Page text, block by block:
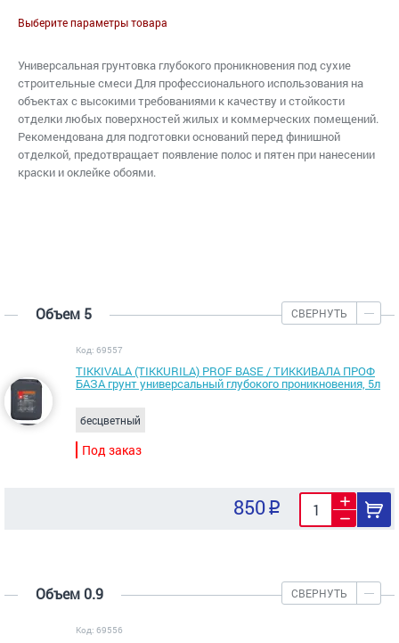
Выберите параметры товара
Универсальная грунтовка глубокого проникновения под сухие
строительные смеси Для профессионального использования на
объектах с высокими требованиями к качеству и стойкости
отделки любых поверхностей жилых и коммерческих помещений.
Рекомендована для подготовки оснований перед финишной
отделкой, предотвращает появление полос и пятен при нанесении
краски и оклейке обоями.
Объем 5 СВЕРНУТЬ
Код: 69557
TIKKIVALA (TIKKURILA) PROF BASE / ТИККИВАЛА ПРОФ
БАЗА грунт универсальный глубокого проникновения, 5л
бесцветный
Под заказ
850
Объем 0.9 СВЕРНУТЬ
Код: 69556